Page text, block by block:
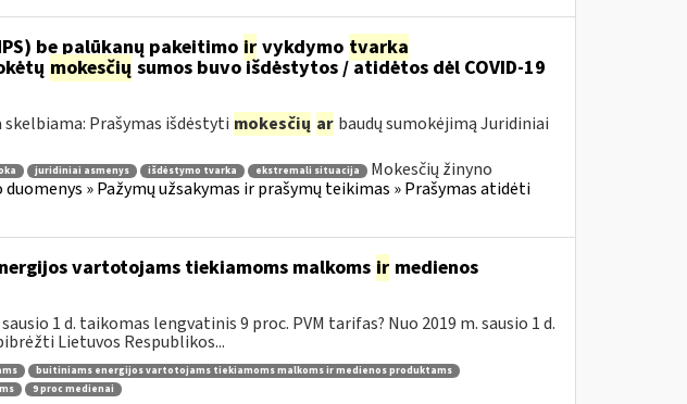
be palūkanų pakeitimo irvykdymo tvarka
mokesčių sumos buvo išdėstytos / atidėtos dėl COVID-19
Prašymas išdėstyti mokesčių ar baudų sumokėjimą Juridiniai
juridiniai asmenys išdėstymo tvarka ekstremali situacija
Mokesčių žinyno
» Pažymų užsakymas ir prašymų teikimas » Prašymas atidėti
vartotojams tiekiamoms malkoms irmedienos
1 d. taikomas lengvatinis 9 proc. PVM tarifas? Nuo 2019 m. sausio 1 d.
Lietuvos Respublikos...
buitiniams energijos vartotojams tiekiamoms malkoms ir medienos produktams
9 proc medienai